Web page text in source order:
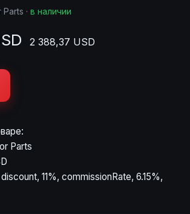
Parts · в наличии
2 388,37 USD
Parts
11%, commissionRate, 6.15%,